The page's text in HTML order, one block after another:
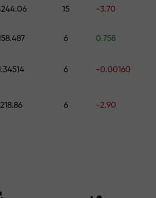
ง — เรารับ
— ตัวคูณที่ใ
15 -3.70
6 0.758
6 -0.00160
218.86 6 -2.90